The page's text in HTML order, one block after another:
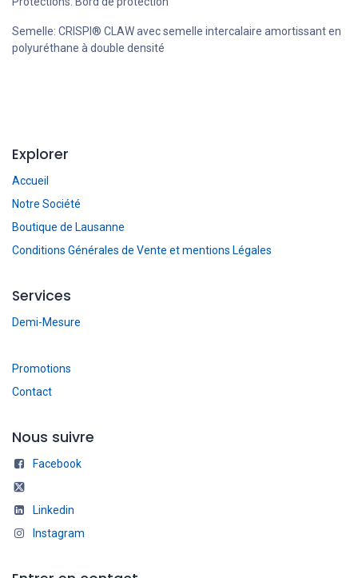
Semelle: CRISPI® CLAW avec semelle intercalaire amortissant en
polyuréthane à double densité
Explorer
Accueil
Notre Société
Boutique de Lausanne
Conditions Générales de Vente et mentions Légales
Services
Demi-Mesure
Promotions
Contact
Nous suivre
Facebook
Linkedin
Instagram